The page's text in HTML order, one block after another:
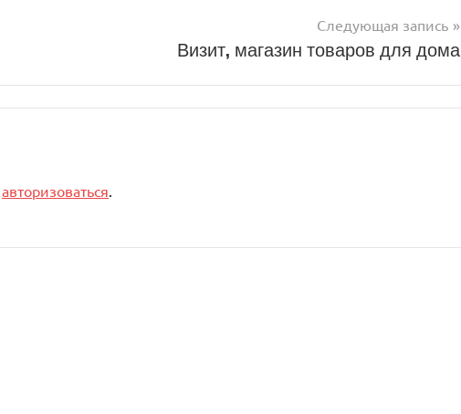
Следующая запись
Визит, магазин товаров для дома
авторизоваться